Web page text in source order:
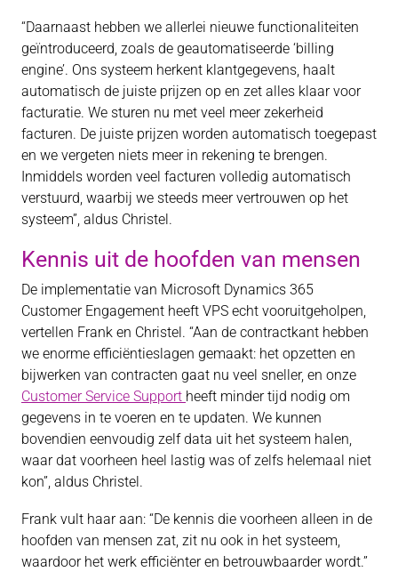
“Daarnaast hebben we allerlei nieuwe functionaliteiten
geïntroduceerd, zoals de geautomatiseerde ‘billing
engine’. Ons systeem herkent klantgegevens, haalt
automatisch de juiste prijzen op en zet alles klaar voor
facturatie. We sturen nu met veel meer zekerheid
facturen. De juiste prijzen worden automatisch toegepast
en we vergeten niets meer in rekening te brengen.
Inmiddels worden veel facturen volledig automatisch
verstuurd, waarbij we steeds meer vertrouwen op het
systeem”, aldus Christel.
Kennis uit de hoofden van mensen
De implementatie van Microsoft Dynamics 365
Customer Engagement heeft VPS echt vooruitgeholpen,
vertellen Frank en Christel. “Aan de contractkant hebben
we enorme efficiëntieslagen gemaakt: het opzetten en
bijwerken van contracten gaat nu veel sneller, en onze
Customer Service Support heeft minder tijd nodig om
gegevens in te voeren en te updaten. We kunnen
bovendien eenvoudig zelf data uit het systeem halen,
waar dat voorheen heel lastig was of zelfs helemaal niet
kon”, aldus Christel.
Frank vult haar aan: “De kennis die voorheen alleen in de
hoofden van mensen zat, zit nu ook in het systeem,
waardoor het werk efficiënter en betrouwbaarder wordt.”